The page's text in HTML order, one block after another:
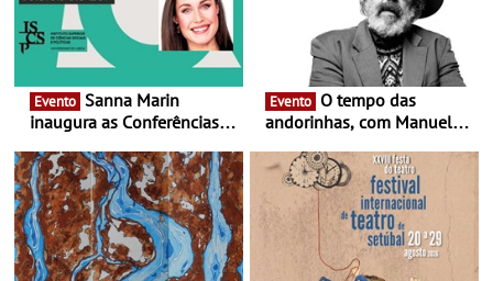
Evento
inaugura as Conferências
Antiga primeira-ministra da
Finlândia é a convidada da
primeira edição do novo
ciclo de debates dedicado
aos grandes temas do
nosso tempo
Evento
andorinhas, com Manuel
Atum - Concerto
performance na MAAT
Gallery a 3 de Setembro,
19:30